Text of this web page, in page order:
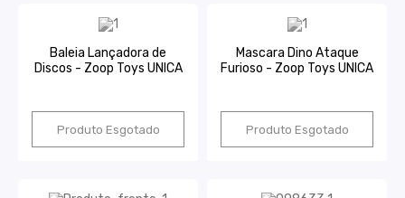
Baleia Lançadora de
Discos - Zoop Toys UNICA
Produto Esgotado
Mascara Dino Ataque
Furioso - Zoop Toys UNICA
Produto Esgotado